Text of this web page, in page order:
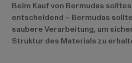
Beim Kauf von Bermudas
entscheidend – Bermudas
saubere Verarbeitung, um
Struktur des Materials zu